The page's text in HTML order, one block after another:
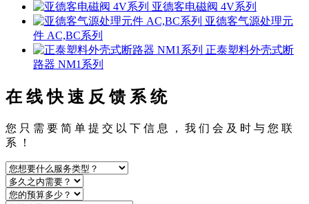
亚德客电磁阀 4V系列
亚德客气源处理元
件 AC,BC系列
正泰塑料外壳式断
路器 NM1系列
在 线 快 速 反 馈 系 统
您 只 需 要 简 单 提 交 以 下 信 息 ， 我 们 会 及 时 与 您 联
系 ！